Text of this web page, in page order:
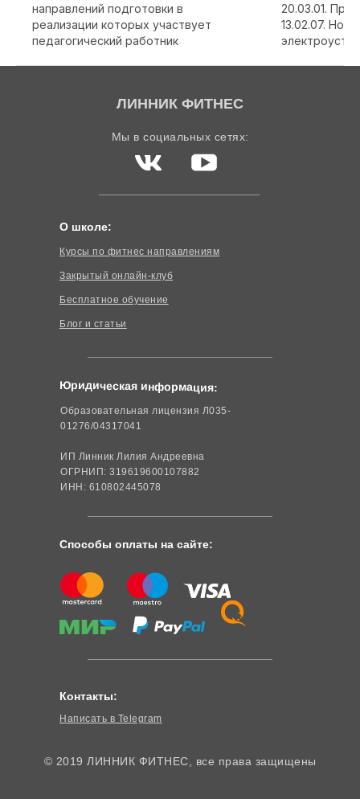
направлений подготовки в
реализации которых участвует
педагогический работник
20.03.01.
13.02.07.
Образовательная лицензия Л035-
01276/04317041
ИП Линник Лилия Андреевна
ОГРНИП: 319619600107882
ИНН: 610802445078
Способы оплаты на сайте:
Юридическая информация:
О школе:
Курсы по фитнес направлениям
Бесплатное обучение
Блог и статьи
Закрытый онлайн-клуб
ЛИННИК ФИТНЕС
Контакты:
© 2019 ЛИННИК ФИТНЕС, все права защищены
Мы в социальных сетях:
Написать в Telegram